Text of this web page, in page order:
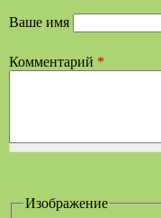
Ваше имя
Комментарий *
Изображение